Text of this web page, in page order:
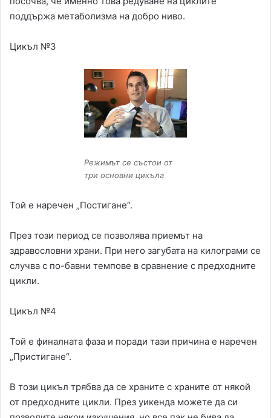
поддържа метаболизма на добро ниво.
Цикъл №3
Режимът се състои от
три основни цикъла
Той е наречен „Постигане“.
През този период се позволява приемът на
здравословни храни. При него загубата на килограми се
случва с по-бавни темпове в сравнение с предходните
цикли.
Цикъл №4
Той е финалната фаза и поради тази причина е наречен
„Пристигане“.
В този цикъл трябва да се храните с храните от някой
от предходните цикли. През уикенда можете да си